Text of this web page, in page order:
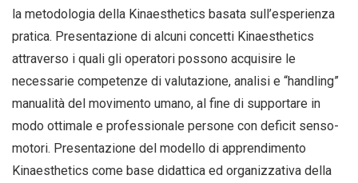
la metodologia della Kinaesthetics basata sull’esperienza
pratica. Presentazione di alcuni concetti Kinaesthetics
attraverso i quali gli operatori possono acquisire le
necessarie competenze di valutazione, analisi e “handling”
manualità del movimento umano, al fine di supportare in
modo ottimale e professionale persone con deficit senso-
motori. Presentazione del modello di apprendimento
Kinaesthetics come base didattica ed organizzativa della